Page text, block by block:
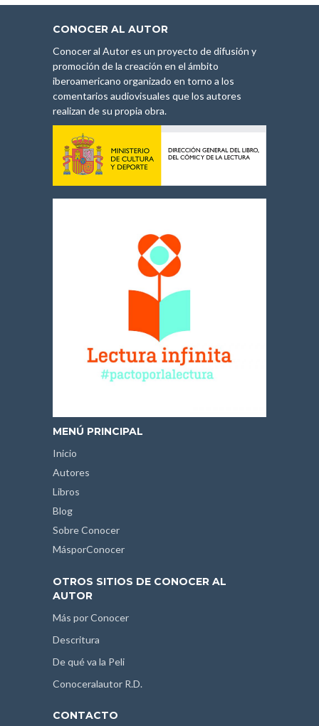
CONOCER AL AUTOR
Conocer al Autor es un proyecto de difusión y
promoción de la creación en el ámbito
iberoamericano organizado en torno a los
comentarios audiovisuales que los autores
realizan de su propia obra.
MENÚ PRINCIPAL
Inicio
Autores
Libros
Blog
Sobre Conocer
MásporConocer
OTROS SITIOS DE CONOCER AL
AUTOR
Más por Conocer
Descritura
De qué va la Peli
Conoceralautor R.D.
CONTACTO